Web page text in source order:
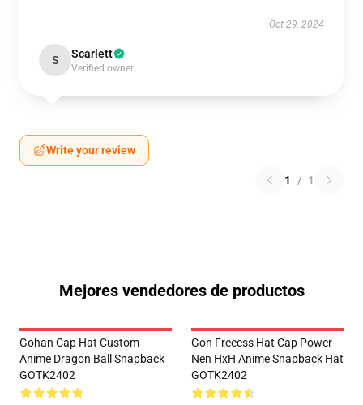
Oct 29, 2024
S Scarlett
Verified owner
Write your review
1 / 1
Mejores vendedores de productos
Gohan Cap Hat Custom
Anime Dragon Ball Snapback
GOTK2402
Gon Freecss Hat Cap Power
Nen HxH Anime Snapback Hat
GOTK2402